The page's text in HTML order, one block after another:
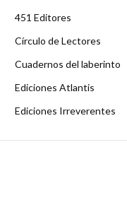
451 Editores
Círculo de Lectores
Cuadernos del laberinto
Ediciones Atlantis
Ediciones Irreverentes